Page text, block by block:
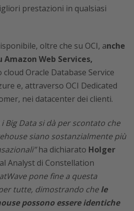
prestazioni in qualsiasi
oltre che su OCI, anche
Web Services,
Oracle Database Service
e, attraverso OCI Dedicated
nei datacenter dei clienti.
Big Data si dà per scontato che
siano sostanzialmente più
ha dichiarato Holger
Analyst di Constellation
pone fine a questa
tutte, dimostrando chele
possono essere identiche